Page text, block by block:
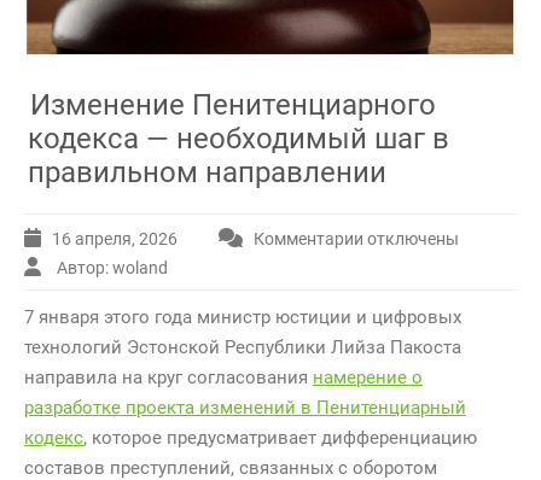
Изменение Пенитенциарного
кодекса — необходимый шаг в
правильном направлении
16 апреля, 2026 Комментарии к
Пенитенциарного
кодекса
необходимый
шаг
в
правильном
отключены
Автор: woland
7 января этого года министр юстиции и цифровых
технологий Эстонской Республики Лийза Пакоста
направила на круг согласования намерение о
разработке проекта изменений в Пенитенциарный
кодекс, которое предусматривает дифференциацию
составов преступлений, связанных с оборотом